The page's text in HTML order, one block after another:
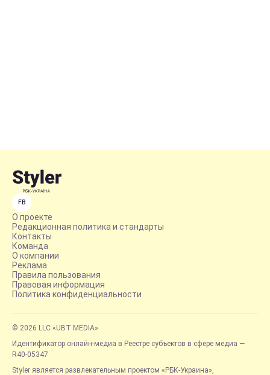
FB
О проекте
Редакционная политика и стандарты
Контакты
Команда
О компании
Реклама
Правила пользования
Правовая информация
Политика конфиденциальности
© 2026 LLC «UBT MEDIA»
Идентификатор онлайн-медиа в Реестре субъектов в сфере медиа —
R40-05347
Styler является развлекательным проектом «РБК-Украина»,